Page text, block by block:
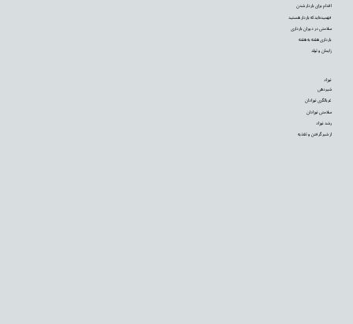
نوزاد
شیردهی
غربالگری نوزادان
سلامتی نوزادان
رشد نوزاد
از شیر گرفتن و تغذیه
اقدام برای باردار شدن
فهمیده‌اید که باردار هستید
سلامتی در دوران بارداری
بارداری هفته به هفته
زایمان و تولد